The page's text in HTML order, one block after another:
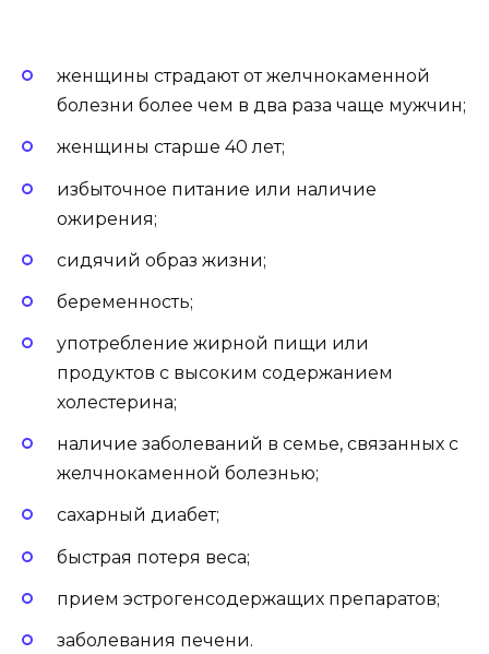
женщины страдают от желчнокаменной
болезни более чем в два раза чаще мужчин;
женщины старше 40 лет;
избыточное питание или наличие
ожирения;
сидячий образ жизни;
беременность;
употребление жирной пищи или
продуктов с высоким содержанием
холестерина;
наличие заболеваний в семье, связанных с
желчнокаменной болезнью;
сахарный диабет;
быстрая потеря веса;
прием эстрогенсодержащих препаратов;
заболевания печени.